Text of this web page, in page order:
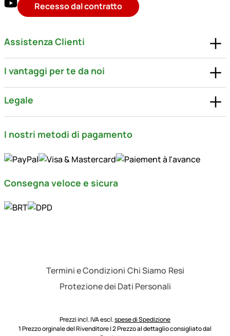
Recesso dal contratto
Assistenza Clienti
I vantaggi per te da noi
Legale
I nostri metodi di pagamento
Consegna veloce e sicura
Termini e Condizioni Chi Siamo Resi
Protezione dei Dati Personali
Prezzi incl. IVA escl.spese di Spedizione
1 Prezzo orginale del Rivenditore | 2 Prezzo al dettaglio consigliato dal